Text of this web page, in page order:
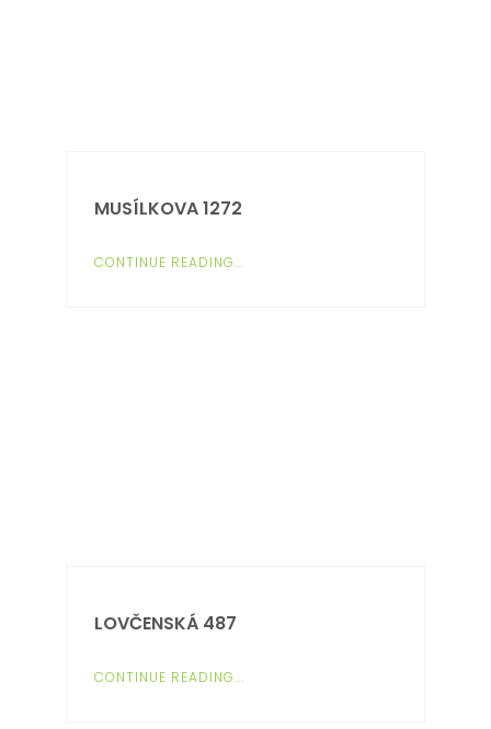
MUSÍLKOVA 1272
CONTINUE READING...
LOVČENSKÁ 487
CONTINUE READING...